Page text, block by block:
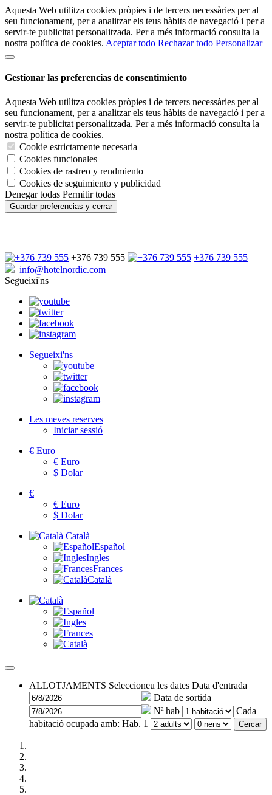
Aquesta Web utilitza cookies pròpies i de tercers necessàries per al
seu funcionament, per a analitzar els teus hàbits de navegació i per a
servir-te publicitat personalitzada. Per a més informació consulta la
nostra política de cookies. Aceptar todo Rechazar todo Personalizar
Gestionar las preferencias de consentimiento
Aquesta Web utilitza cookies pròpies i de tercers necessàries per al
seu funcionament, per a analitzar els teus hàbits de navegació i per a
servir-te publicitat personalitzada. Per a més informació consulta la
nostra política de cookies.
Cookie estrictamente necesaria
Cookies funcionales
Cookies de rastreo y rendmiento
Cookies de seguimiento y publicidad
Denegar todas Permitir todas
Guardar preferencias y cerrar
+376 739 555
+376 739 555
info@hotelnordic.com
Segueixi'ns
Segueixi'ns
Les meves reserves
Iniciar sessió
€ Euro
€ Euro
$ Dolar
€
€ Euro
$ Dolar
Català
Español
Ingles
Frances
Català
ALLOTJAMENTS Seleccioneu les dates Data d'entrada
Data de sortida
Nª hab
Cada
habitació ocupada amb: Hab. 1 Cercar